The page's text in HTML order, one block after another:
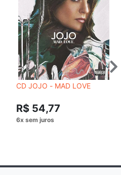
CD JOJO - MAD LOVE
R$ 54,77